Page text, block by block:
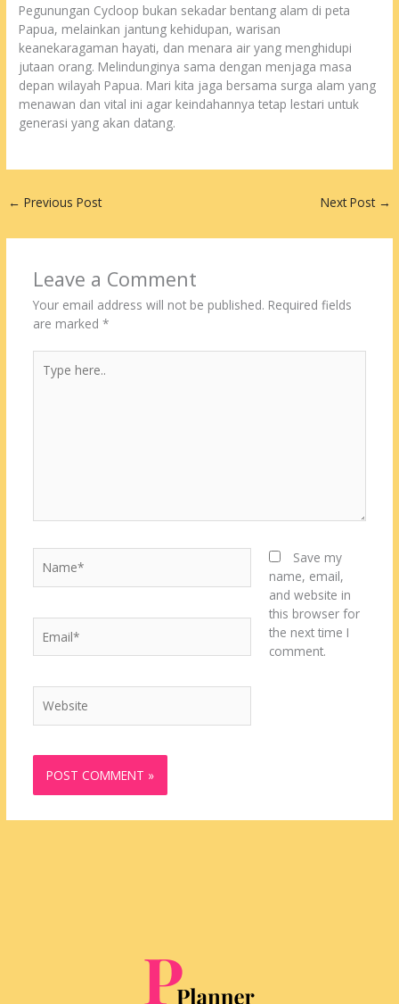
Pegunungan Cycloop bukan sekadar bentang alam di peta
Papua, melainkan jantung kehidupan, warisan
keanekaragaman hayati, dan menara air yang menghidupi
jutaan orang. Melindunginya sama dengan menjaga masa
depan wilayah Papua. Mari kita jaga bersama surga alam yang
menawan dan vital ini agar keindahannya tetap lestari untuk
generasi yang akan datang.
← Previous Post Next Post →
Leave a Comment
Your email address will not be published. Required fields
are marked *
here..
Save my
name, email,
and website in
this browser for
the next time I
comment.